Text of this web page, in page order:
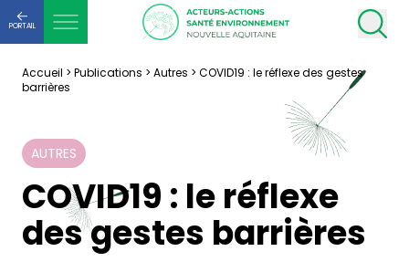
PORTAIL
Accueil > Publications > Autres > COVID19 : le réflexe des gestes
barrières
AUTRES
COVID19 : le réflexe
des gestes barrières